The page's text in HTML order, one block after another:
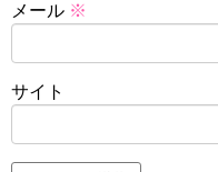
メール ※
サイト